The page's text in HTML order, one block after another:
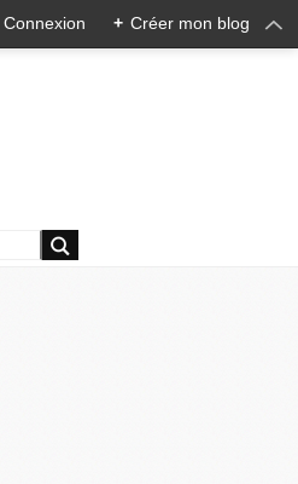
Connexion + Créer mon blog